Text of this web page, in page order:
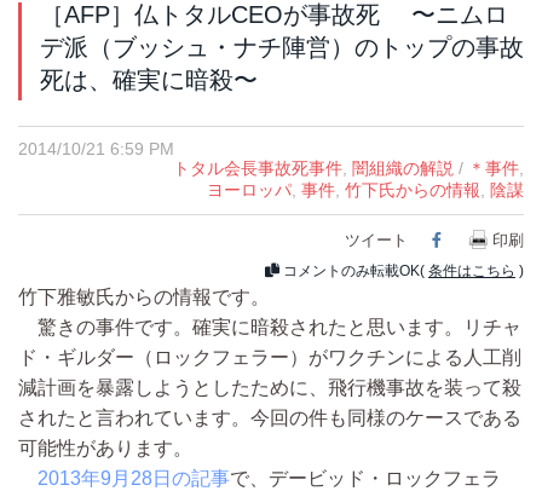
［AFP］仏トタルCEOが事故死 〜ニムロ
デ派（ブッシュ・ナチ陣営）のトップの事故
死は、確実に暗殺〜
2014/10/21 6:59 PM
トタル会長事故死事件, 闇組織の解説 / ＊事件,
ヨーロッパ, 事件, 竹下氏からの情報, 陰謀
ツイート Facebook
印刷
コメントのみ転載OK( 条件はこちら )
竹下雅敏氏からの情報です。
驚きの事件です。確実に暗殺されたと思います。リチャ
ド・ギルダー（ロックフェラー）がワクチンによる人工削
減計画を暴露しようとしたために、飛行機事故を装って殺
されたと言われています。今回の件も同様のケースである
可能性があります。
2013年9月28日の記事で、デービッド・ロックフェラ